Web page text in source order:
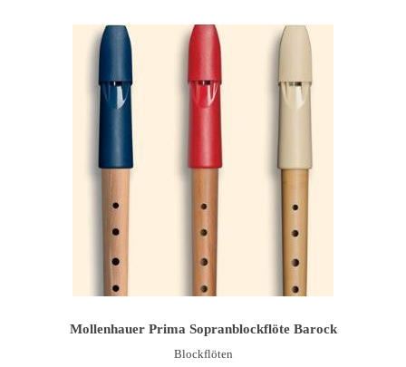
Mollenhauer Prima Sopranblockflöte Barock
Blockflöten